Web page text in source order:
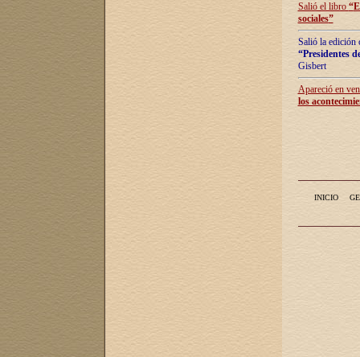
Salió el libro “
sociales”
Salió la edición
“Presidentes
Gisbert
Apareció en
los
INICIO